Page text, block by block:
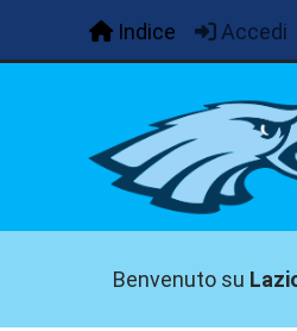
Indice Accedi
Benvenuto su